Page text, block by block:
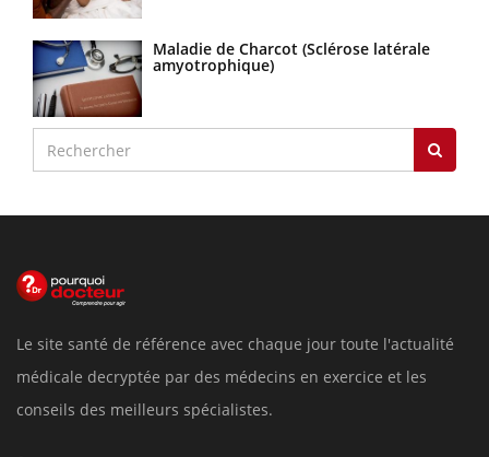
Maladie de Charcot (Sclérose latérale
amyotrophique)
Le site santé de référence avec chaque jour toute l'actualité
médicale decryptée par des médecins en exercice et les
conseils des meilleurs spécialistes.